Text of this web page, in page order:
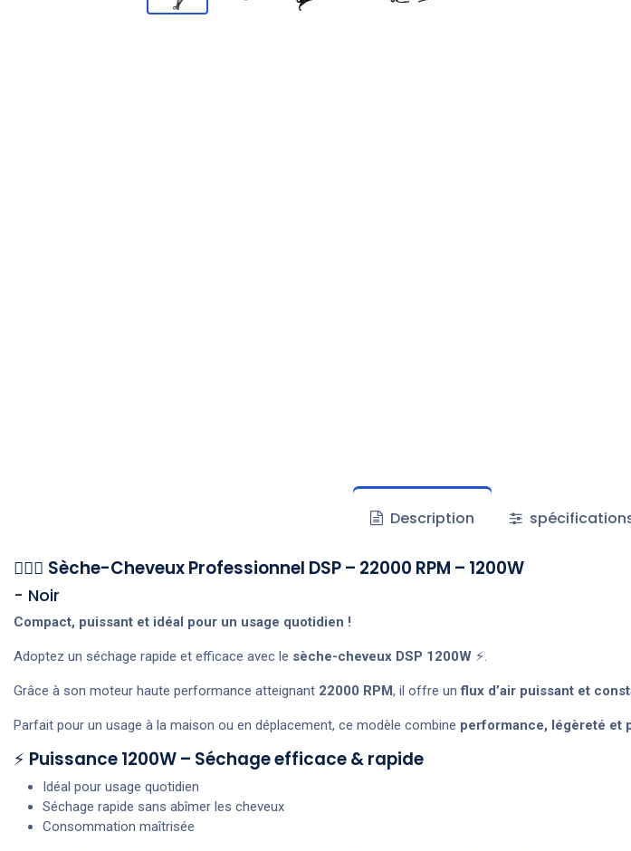
Description
💇‍♀️✨ Sèche-Cheveux Professionnel DSP – 22000 RPM – 1200W
- Noir
Compact, puissant et idéal pour un usage quotidien !
Adoptez un séchage rapide et efficace avec le sèche-cheveux DSP 1200W ⚡.
Grâce à son moteur haute performance atteignant 22000 RPM, il offre unflux d’air puissant et
Parfait pour un usage à la maison ou en déplacement, ce modèle combine performance, légèreté et
⚡ Puissance 1200W – Séchage efficace & rapide
Idéal pour usage quotidien
Séchage rapide sans abîmer les cheveux
Consommation maîtrisée